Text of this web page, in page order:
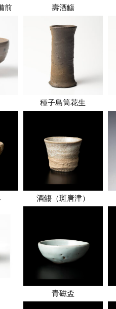
前 壽酒觴
種子島筒花生
酒觴（斑唐津）
青磁盃